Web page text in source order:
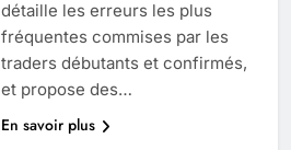
détaille les erreurs les plus
fréquentes commises par les
traders débutants et confirmés,
et propose des…
En savoir plus